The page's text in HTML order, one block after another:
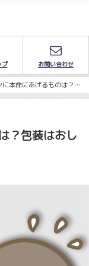
プ お問い合わせ
に本命にあげるものは？包
？包装はおし